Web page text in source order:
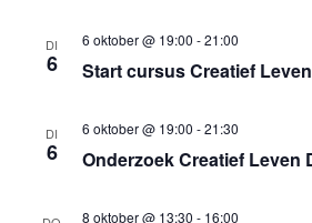
DI
6 Start cursus Creatief
6 oktober @ 19:00 -21:00
DI
6 Onderzoek Creatief Leven
6 oktober @ 19:00 -21:30
8 oktober @ 13:30 - 16:00